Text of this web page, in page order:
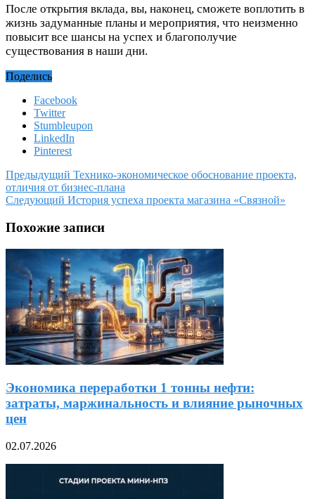
После открытия вклада, вы, наконец, сможете воплотить в
жизнь задуманные планы и мероприятия, что неизменно
повысит все шансы на успех и благополучие
существования в наши дни.
Поделись
Facebook
Twitter
Stumbleupon
LinkedIn
Pinterest
Предыдущий Технико-экономическое обоснование проекта,
отличия от бизнес-плана
Следующий История успеха проекта магазина «Связной»
Похожие записи
Экономика переработки 1 тонны нефти:
затраты, маржинальность и влияние рыночных
цен
02.07.2026